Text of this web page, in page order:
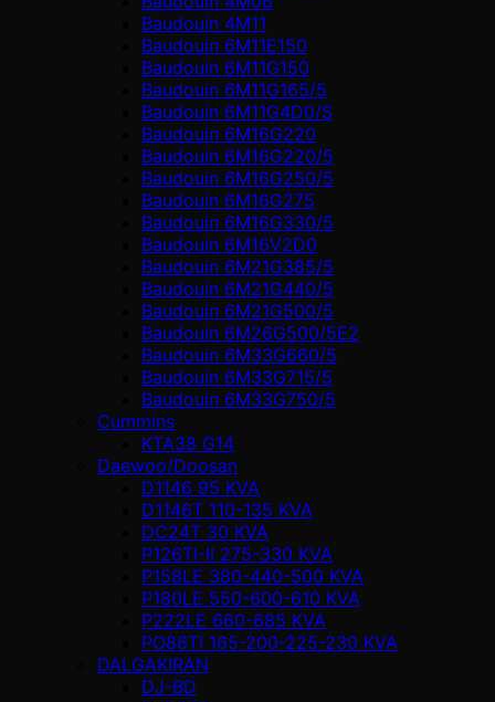
Baudouin 4М11
Baudouin 6M11E150
Baudouin 6M11G150
Baudouin 6M11G165/5
Baudouin 6M11G4D0/S
Baudouin 6M16G220
Baudouin 6M16G220/5
Baudouin 6M16G250/5
Baudouin 6M16G275
Baudouin 6M16G330/5
Baudouin 6M16V2D0
Baudouin 6M21G385/5
Baudouin 6M21G440/5
Baudouin 6M21G500/5
Baudouin 6M26G500/5E2
Baudouin 6M33G660/5
Baudouin 6M33G715/5
Baudouin 6M33G750/5
Cummins
KTA38 G14
Daewoo/Doosan
D1146 95 KVA
D1146T 110-135 KVA
DC24T 30 KVA
P126TI-II 275-330 KVA
P158LE 380-440-500 KVA
P180LE 550-600-610 KVA
P222LE 660-685 KVA
PO86TI 165-200-225-230 KVA
DALGAKIRAN
DJ-BD